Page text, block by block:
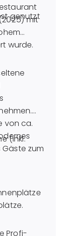
genutzt
mit
wurde.
von ca.
zum
(inkl.
Profi-